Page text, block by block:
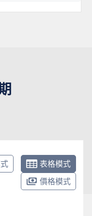
表格模式
價格模式